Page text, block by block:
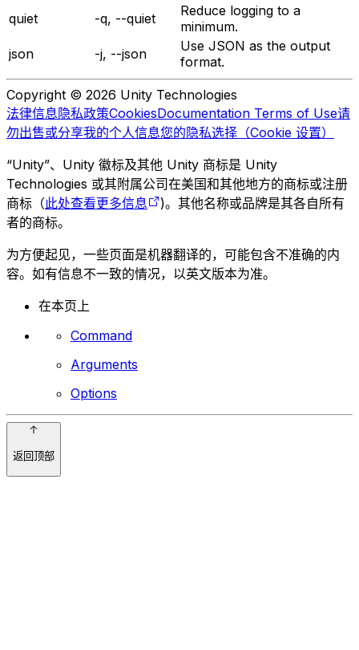
quiet
-q, --quiet
Reduce logging to a
minimum.
json
-j, --json
Use JSON as the output
format.
Copyright © 2026 Unity Technologies
法律信息隐私政策CookiesDocumentation Terms of Use请
勿出售或分享我的个人信息您的隐私选择（Cookie 设置）
“Unity”、Unity 徽标及其他 Unity 商标是 Unity
Technologies 或其附属公司在美国和其他地方的商标或注册
商标（此处查看更多信息
)。其他名称或品牌是其各自所有
者的商标。
为方便起见，一些页面是机器翻译的，可能包含不准确的内
容。如有信息不一致的情况，以英文版本为准。
在本页上
Command
Arguments
Options
返回顶部